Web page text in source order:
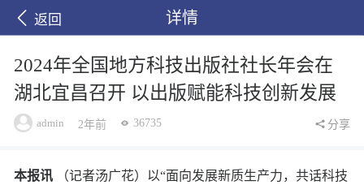
返回 详情
2024年全国地方科技出版社社长年会在
湖北宜昌召开 以出版赋能科技创新发展
admin 2年前 36735 分享
本报讯
（记者汤广花）以“面向发展新质生产力，共话科技